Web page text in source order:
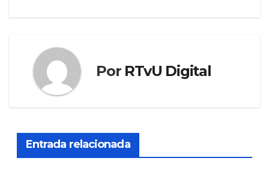
Por RTvU Digital
Entrada relacionada